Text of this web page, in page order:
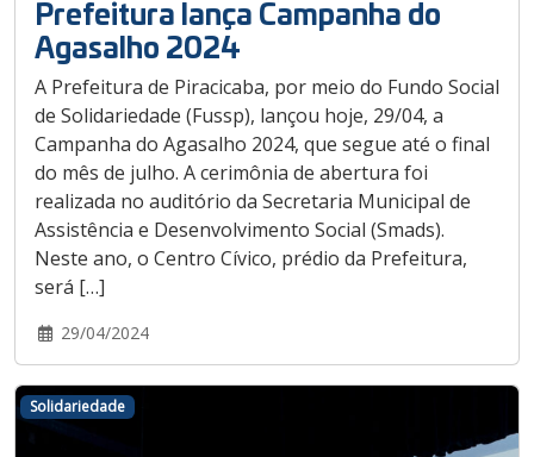
Prefeitura lança Campanha do
Agasalho 2024
A Prefeitura de Piracicaba, por meio do Fundo Social
de Solidariedade (Fussp), lançou hoje, 29/04, a
Campanha do Agasalho 2024, que segue até o final
do mês de julho. A cerimônia de abertura foi
realizada no auditório da Secretaria Municipal de
Assistência e Desenvolvimento Social (Smads).
Neste ano, o Centro Cívico, prédio da Prefeitura,
será […]
29/04/2024
Solidariedade